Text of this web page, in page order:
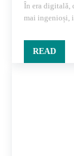
În era digitală,
mai ingenioși,
READ